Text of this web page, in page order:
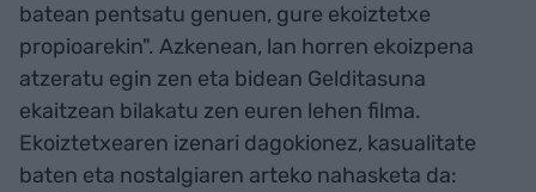
batean pentsatu genuen, gure ekoiztetxe
propioarekin". Azkenean, lan horren ekoizpena
atzeratu egin zen eta bidean Gelditasuna
ekaitzean bilakatu zen euren lehen filma.
Ekoiztetxearen izenari dagokionez, kasualitate
baten eta nostalgiaren arteko nahasketa da: